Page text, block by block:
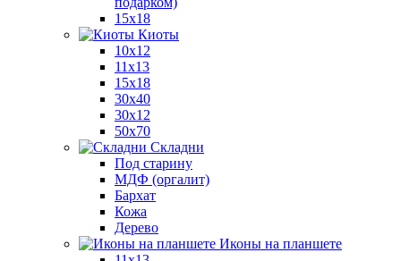
15x18
Киоты
10x12
11x13
15x18
30x40
30х12
50x70
Складни
Под старину
МДФ (оргалит)
Бархат
Кожа
Дерево
Иконы на планшете